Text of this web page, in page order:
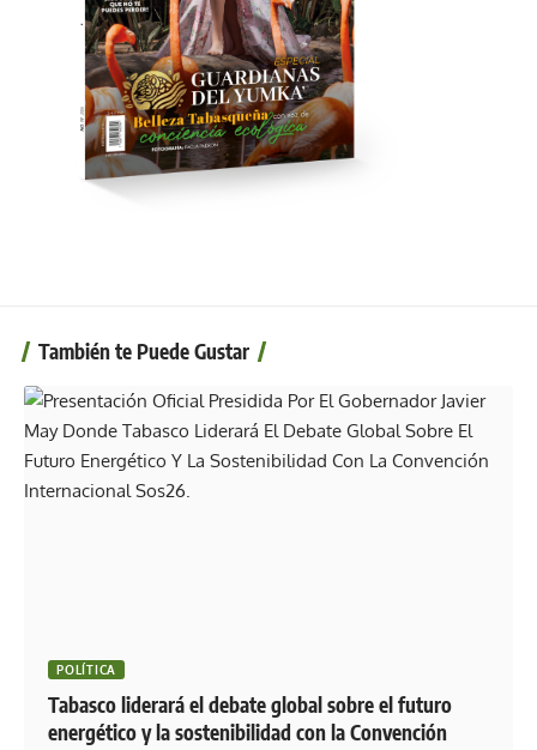
También te Puede Gustar
POLÍTICA
Tabasco liderará el debate global sobre el futuro
energético y la sostenibilidad con la Convención